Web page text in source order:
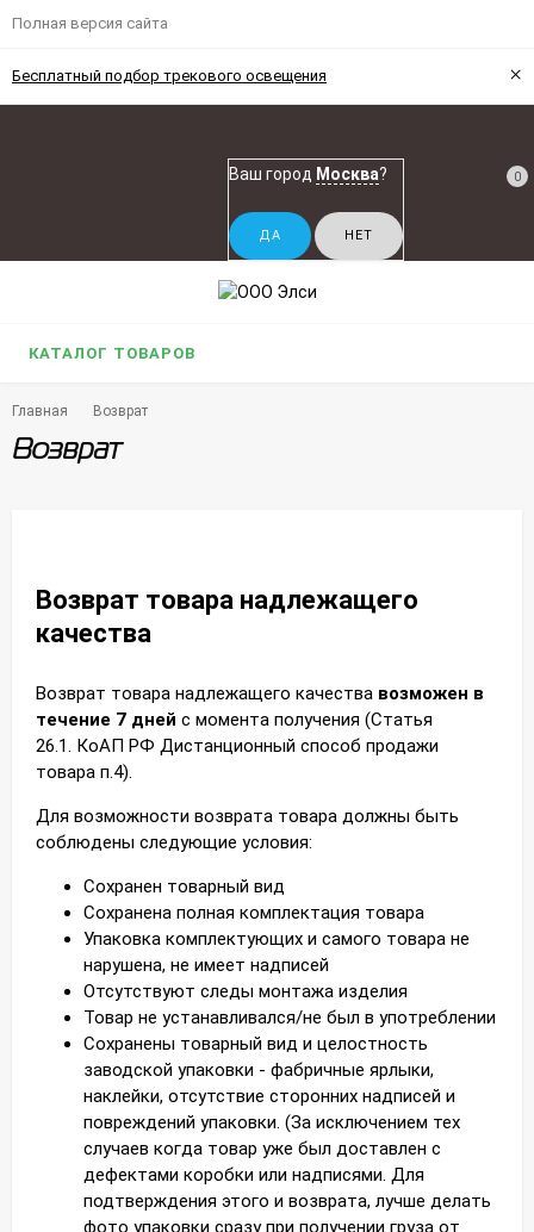
Полная версия сайта
Бесплатный подбор трекового освещения ×
Ваш город Москва? 0
КАТАЛОГ ТОВАРОВ
Главная Возврат
Возврат
Возврат товара надлежащего
качества
Возврат товара надлежащего качества возможен в
течение 7 дней с момента получения (Статья
26.1. КоАП РФ Дистанционный способ продажи
товара п.4).
Для возможности возврата товара должны быть
соблюдены следующие условия:
Сохранен товарный вид
Сохранена полная комплектация товара
Упаковка комплектующих и самого товара не
нарушена, не имеет надписей
Отсутствуют следы монтажа изделия
Товар не устанавливался/не был в употреблении
Сохранены товарный вид и целостность
заводской упаковки - фабричные ярлыки,
наклейки, отсутствие сторонних надписей и
повреждений упаковки. (За исключением тех
случаев когда товар уже был доставлен с
дефектами коробки или надписями. Для
подтверждения этого и возврата, лучше делать
фото упаковки сразу при получении груза от